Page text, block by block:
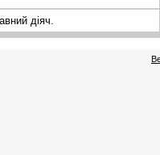
діяч.